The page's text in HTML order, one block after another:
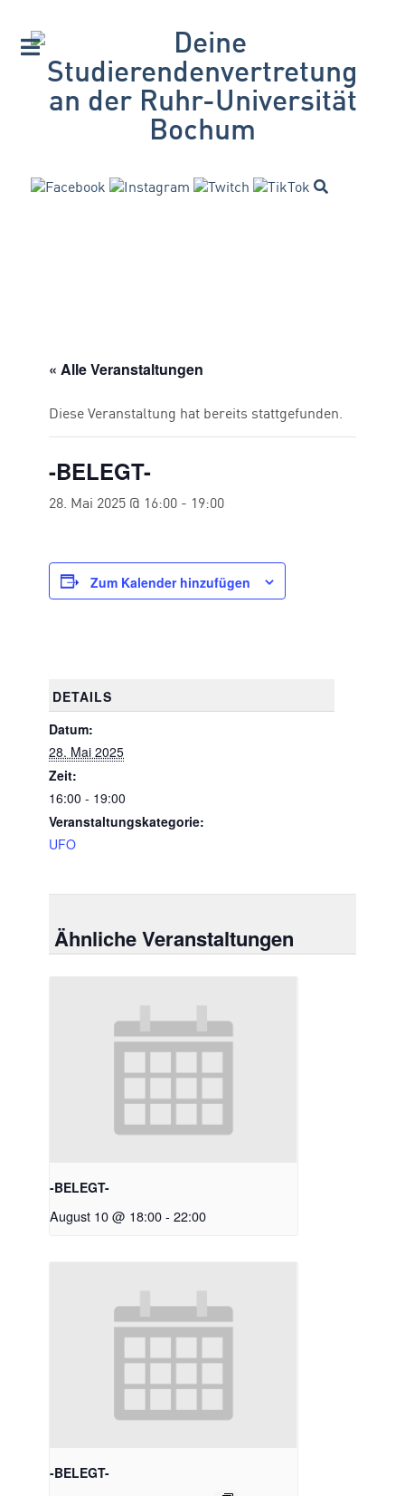
« Alle Veranstaltungen
Diese Veranstaltung hat bereits stattgefunden.
-BELEGT-
28. Mai 2025 @ 16:00 - 19:00
Zum Kalender hinzufügen
DETAILS
Datum:
28. Mai 2025
Zeit:
16:00 - 19:00
Veranstaltungskategorie:
UFO
Ähnliche Veranstaltungen
-BELEGT-
August 10 @ 18:00- 22:00
-BELEGT-